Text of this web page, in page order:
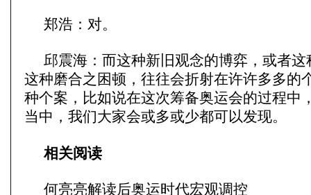
郑浩：对。
邱震海：而这种新旧观念的博弈，或者
这种磨合之困顿，往往会折射在许许多多的
种个案，比如说在这次筹备奥运会的过程中
当中，我们大家会或多或少都可以发现。
相关阅读
何亮亮解读后奥运时代宏观调控